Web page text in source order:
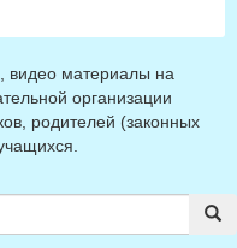
материалы на
организации
родителей (законных